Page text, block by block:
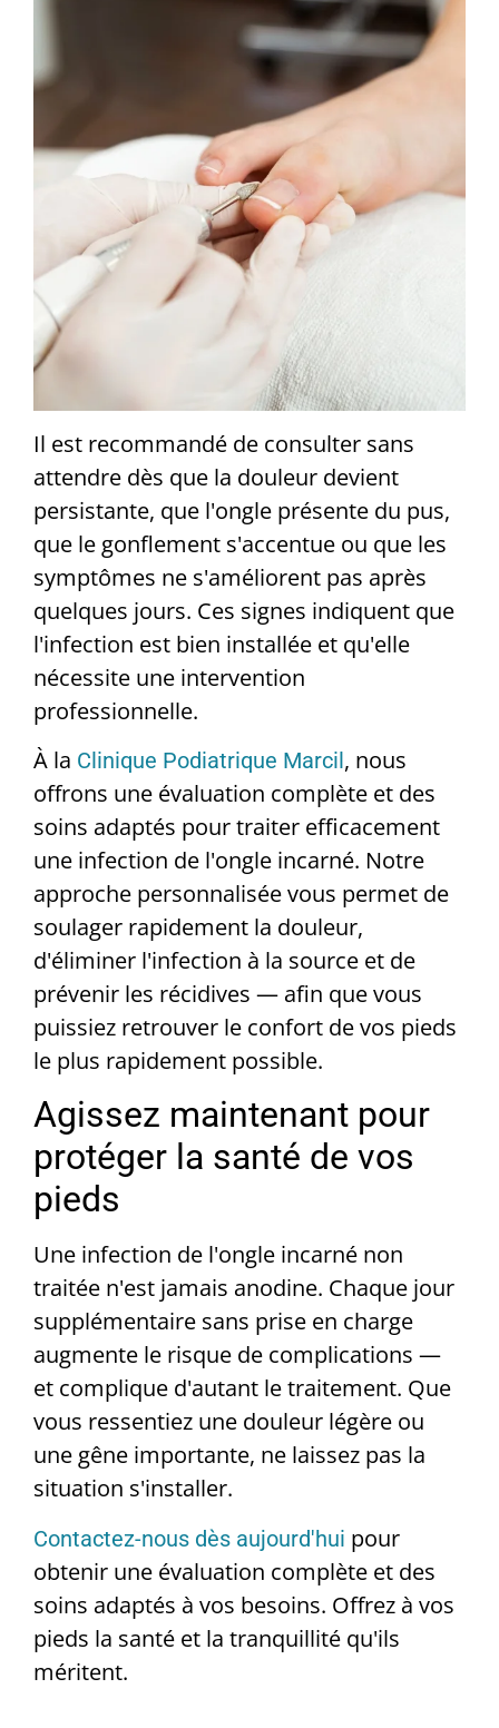
Il est recommandé de consulter sans
attendre dès que la douleur devient
persistante, que l'ongle présente du pus,
que le gonflement s'accentue ou que les
symptômes ne s'améliorent pas après
quelques jours. Ces signes indiquent que
l'infection est bien installée et qu'elle
nécessite une intervention
professionnelle.
À la Clinique Podiatrique Marcil, nous
offrons une évaluation complète et des
soins adaptés pour traiter efficacement
une infection de l'ongle incarné. Notre
approche personnalisée vous permet de
soulager rapidement la douleur,
d'éliminer l'infection à la source et de
prévenir les récidives — afin que vous
puissiez retrouver le confort de vos pieds
le plus rapidement possible.
Agissez maintenant pour
protéger la santé de vos
pieds
Une infection de l'ongle incarné non
traitée n'est jamais anodine. Chaque jour
supplémentaire sans prise en charge
augmente le risque de complications —
et complique d'autant le traitement. Que
vous ressentiez une douleur légère ou
une gêne importante, ne laissez pas la
situation s'installer.
Contactez-nous dès aujourd'hui pour
obtenir une évaluation complète et des
soins adaptés à vos besoins. Offrez à vos
pieds la santé et la tranquillité qu'ils
méritent.